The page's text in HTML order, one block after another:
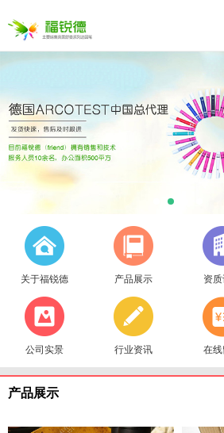
关于福锐德 产品展示 资
公司实景 行业资讯 在
产品展示